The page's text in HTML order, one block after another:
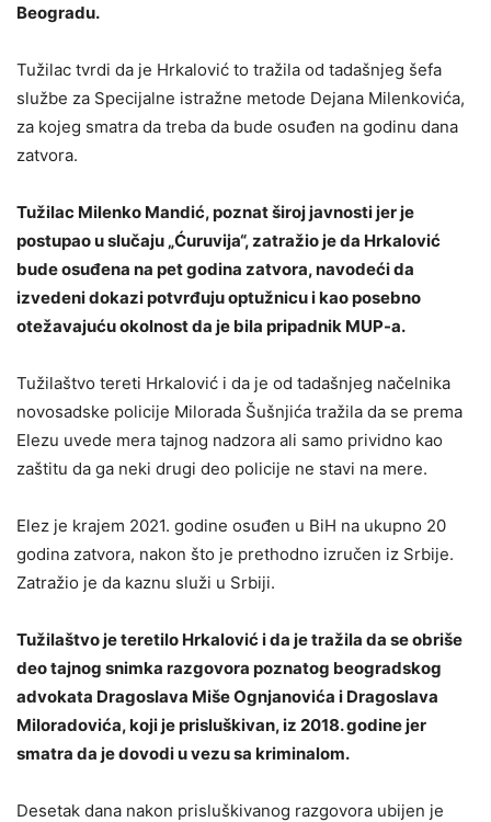
Beogradu.
Tužilac tvrdi da je Hrkalović to tražila od tadašnjeg šefa
službe za Specijalne istražne metode Dejana Milenkovića,
za kojeg smatra da treba da bude osuđen na godinu dana
zatvora.
Tužilac Milenko Mandić, poznat široj javnosti jer je
postupao u slučaju „Ćuruvija“, zatražio je da Hrkalović
bude osuđena na pet godina zatvora, navodeći da
izvedeni dokazi potvrđuju optužnicu i kao posebno
otežavajuću okolnost da je bila pripadnik MUP-a.
Tužilaštvo tereti Hrkalović i da je od tadašnjeg načelnika
novosadske policije Milorada Šušnjića tražila da se prema
Elezu uvede mera tajnog nadzora ali samo prividno kao
zaštitu da ga neki drugi deo policije ne stavi na mere.
Elez je krajem 2021. godine osuđen u BiH na ukupno 20
godina zatvora, nakon što je prethodno izručen iz Srbije.
Zatražio je da kaznu služi u Srbiji.
Tužilaštvo je teretilo Hrkalović i da je tražila da se obriše
deo tajnog snimka razgovora poznatog beogradskog
advokata Dragoslava Miše Ognjanovića i Dragoslava
Miloradovića, koji je prisluškivan, iz 2018. godine jer
smatra da je dovodi u vezu sa kriminalom.
Desetak dana nakon prisluškivanog razgovora ubijen je